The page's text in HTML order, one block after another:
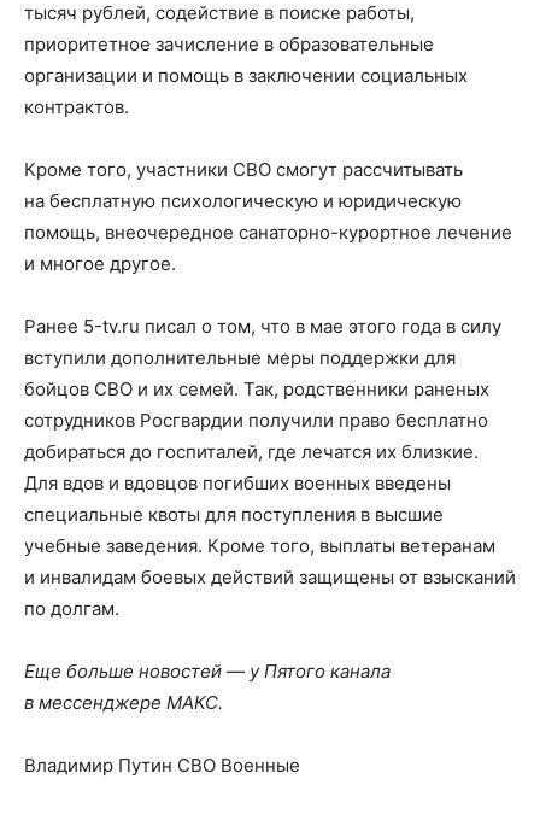
тысяч рублей, содействие в поиске работы,
приоритетное зачисление в образовательные
организации и помощь в заключении социальных
контрактов.
Кроме того, участники СВО смогут рассчитывать
на бесплатную психологическую и юридическую
помощь, внеочередное санаторно-курортное лечение
и многое другое.
Ранее 5-tv.ru писал о том, что в мае этого года в силу
вступили дополнительные меры поддержки для
бойцов СВО и их семей. Так, родственники раненых
сотрудников Росгвардии получили право бесплатно
добираться до госпиталей, где лечатся их близкие.
Для вдов и вдовцов погибших военных введены
специальные квоты для поступления в высшие
учебные заведения. Кроме того, выплаты ветеранам
и инвалидам боевых действий защищены от взысканий
по долгам.
Еще больше новостей — у Пятого канала
в мессенджере МАКС.
Владимир Путин СВО Военные